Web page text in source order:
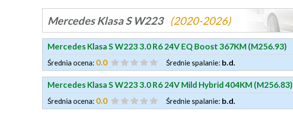
Mercedes Klasa S W223 (2020-2026)
Mercedes Klasa S W223 3.0 R6 24V EQ Boost 367KM (M256.93)
Średnia ocena: 0.0 Średnie spalanie: b.d.
Mercedes Klasa S W223 3.0 R6 24V Mild Hybrid 404KM (M256.83)
Średnia ocena: 0.0 Średnie spalanie: b.d.